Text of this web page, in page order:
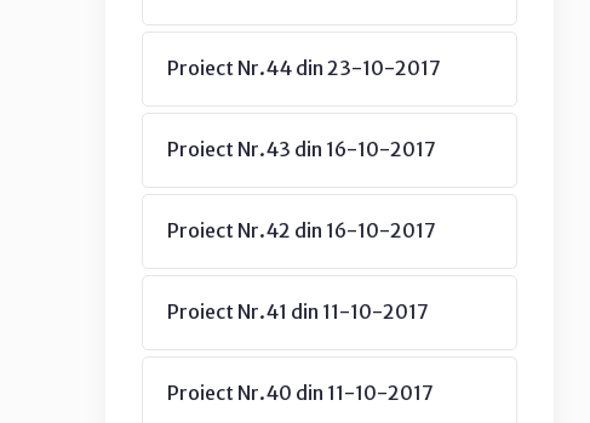
Proiect Nr.44 din 23-10-2017
Proiect Nr.43 din 16-10-2017
Proiect Nr.42 din 16-10-2017
Proiect Nr.41 din 11-10-2017
Proiect Nr.40 din 11-10-2017